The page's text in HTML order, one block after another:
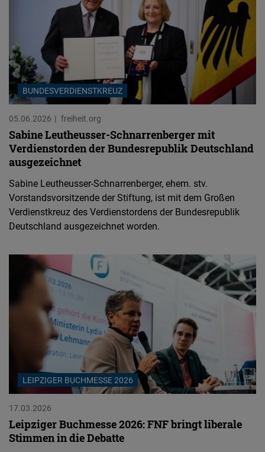
BUNDESVERDIENSTKREUZ
05.06.2026 freiheit.org
Sabine Leutheusser-Schnarrenberger mit
Verdienstorden der Bundesrepublik Deutschland
ausgezeichnet
Sabine Leutheusser-Schnarrenberger, ehem. stv.
Vorstandsvorsitzende der Stiftung, ist mit dem Großen
Verdienstkreuz des Verdienstordens der Bundesrepublik
Deutschland ausgezeichnet worden.
LEIPZIGER BUCHMESSE 2026
17.03.2026
Leipziger Buchmesse 2026: FNF bringt liberale
Stimmen in die Debatte